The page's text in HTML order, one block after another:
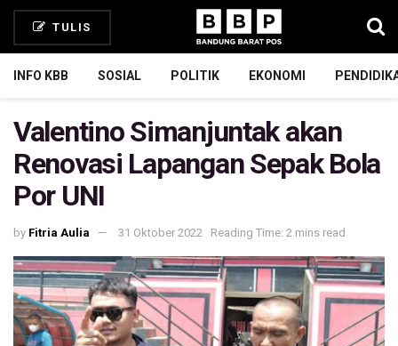
TULIS
INFO KBB SOSIAL POLITIK EKONOMI
Valentino Simanjuntak akan
Renovasi Lapangan Sepak Bola
Por UNI
by Fitria Aulia 31 Oktober 2022 Reading Time: 2 mins read